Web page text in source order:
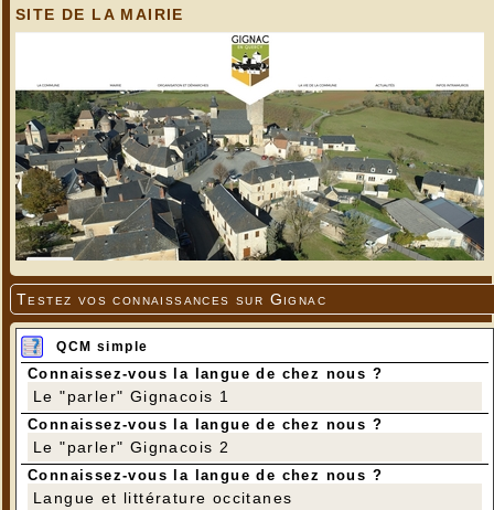
SITE DE LA MAIRIE
Testez vos connaissances sur Gignac
QCM simple
Connaissez-vous la langue de chez nous ?
Le "parler" Gignacois 1
Connaissez-vous la langue de chez nous ?
Le "parler" Gignacois 2
Connaissez-vous la langue de chez nous ?
Langue et littérature occitanes